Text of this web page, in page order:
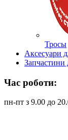
Тросы
Аксесуари
Запчастини
Час роботи:
пн-пт з 9.00 до